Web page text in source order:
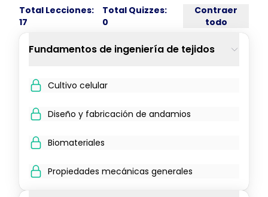
Total Lecciones:
17
Total Quizzes:
0
Contraer
todo
Fundamentos de ingeniería de tejidos
Cultivo celular
Diseño y fabricación de andamios
Biomateriales
Propiedades mecánicas generales